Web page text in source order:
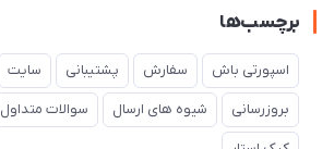
برچسب‌ها
اسپورتی باش سفارش پشتیبانی سایت
بروزرسانی شیوه های ارسال سوالات متداول